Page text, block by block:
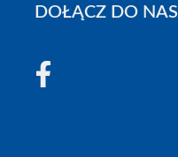
DOŁĄCZ DO NAS